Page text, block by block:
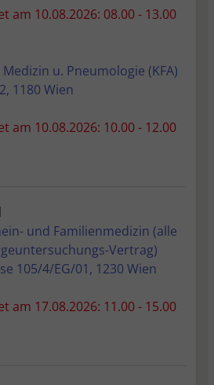
am 10.08.2026: 08.00 - 13.00
u. Pneumologie (KFA)
1180 Wien
am 10.08.2026: 10.00 - 12.00
und Familienmedizin (alle
Vertrag)
105/4/EG/01, 1230 Wien
am 17.08.2026: 11.00 - 15.00